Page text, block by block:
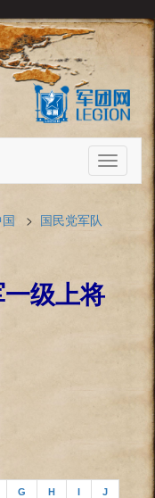
Toggle
> 国民党军队
级上将
G H I J